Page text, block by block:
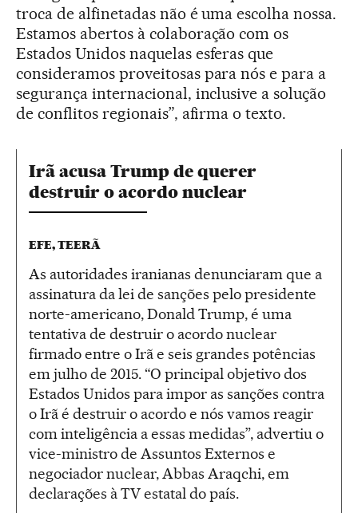
troca de alfinetadas não é uma escolha nossa.
Estamos abertos à colaboração com os
Estados Unidos naquelas esferas que
consideramos proveitosas para nós e para a
segurança internacional, inclusive a solução
de conflitos regionais”, afirma o texto.
Irã acusa Trump de querer
destruir o acordo nuclear
EFE, TEERÃ
As autoridades iranianas denunciaram que a
assinatura da lei de sanções pelo presidente
norte-americano, Donald Trump, é uma
tentativa de destruir o acordo nuclear
firmado entre o Irã e seis grandes potências
em julho de 2015. “O principal objetivo dos
Estados Unidos para impor as sanções contra
o Irã é destruir o acordo e nós vamos reagir
com inteligência a essas medidas”, advertiu o
vice-ministro de Assuntos Externos e
negociador nuclear, Abbas Araqchi, em
declarações à TV estatal do país.